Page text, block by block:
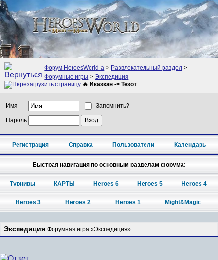
Форум HeroesWorld-а > Развлекательный раздел >
Форумные игры >Экспедиция
🔥 Иказкан -> Тезот
Имя Запомнить?
Пароль
Регистрация Справка Пользователи Календарь
Быстрая навигация по основным разделам форума:
Турниры КАРТЫ Heroes 6 Heroes 5 Heroes 4
Heroes 3 Heroes 2 Heroes 1 Might&Magic
Экспедиция Форумная игра «Экспедиция».